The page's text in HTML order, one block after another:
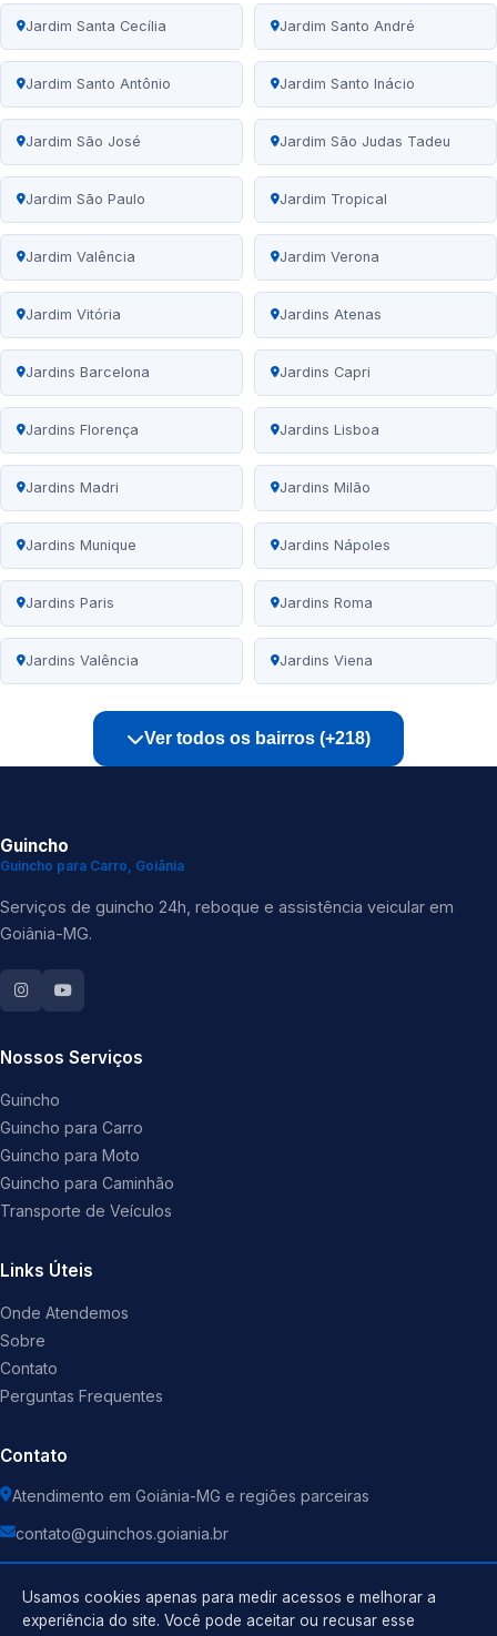
Jardim Santa Cecília Jardim Santo André
Jardim Santo Antônio Jardim Santo Inácio
Jardim São José Jardim São Judas Tadeu
Jardim São Paulo Jardim Tropical
Jardim Valência Jardim Verona
Jardim Vitória Jardins Atenas
Jardins Barcelona Jardins Capri
Jardins Florença Jardins Lisboa
Jardins Madri Jardins Milão
Jardins Munique Jardins Nápoles
Jardins Paris Jardins Roma
Jardins Valência Jardins Viena
Ver todos os bairros (+218)
Guincho
Guincho para Carro, Goiânia
Serviços de guincho 24h, reboque e assistência veicular em
Goiânia-MG.
Nossos Serviços
Guincho
Guincho para Carro
Guincho para Moto
Guincho para Caminhão
Transporte de Veículos
Links Úteis
Onde Atendemos
Sobre
Contato
Perguntas Frequentes
Contato
Atendimento em Goiânia-MG e regiões parceiras
contato@guinchos.goiania.br
Usamos cookies apenas para medir acessos e melhorar a
experiência do site. Você pode aceitar ou recusar esse